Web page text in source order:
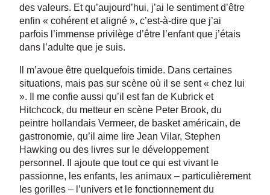
des valeurs. Et qu’aujourd’hui, j’ai le sentiment d’être
enfin « cohérent et aligné », c’est-à-dire que j’ai
parfois l’immense privilège d’être l’enfant que j’étais
dans l’adulte que je suis.
Il m’avoue être quelquefois timide. Dans certaines
situations, mais pas sur scène où il se sent « chez lui
». Il me confie aussi qu’il est fan de Kubrick et
Hitchcock, du metteur en scène Peter Brook, du
peintre hollandais Vermeer, de basket américain, de
gastronomie, qu’il aime lire Jean Vilar, Stephen
Hawking ou des livres sur le développement
personnel. Il ajoute que tout ce qui est vivant le
passionne, les enfants, les animaux – particulièrement
les gorilles – l’univers et le fonctionnement du